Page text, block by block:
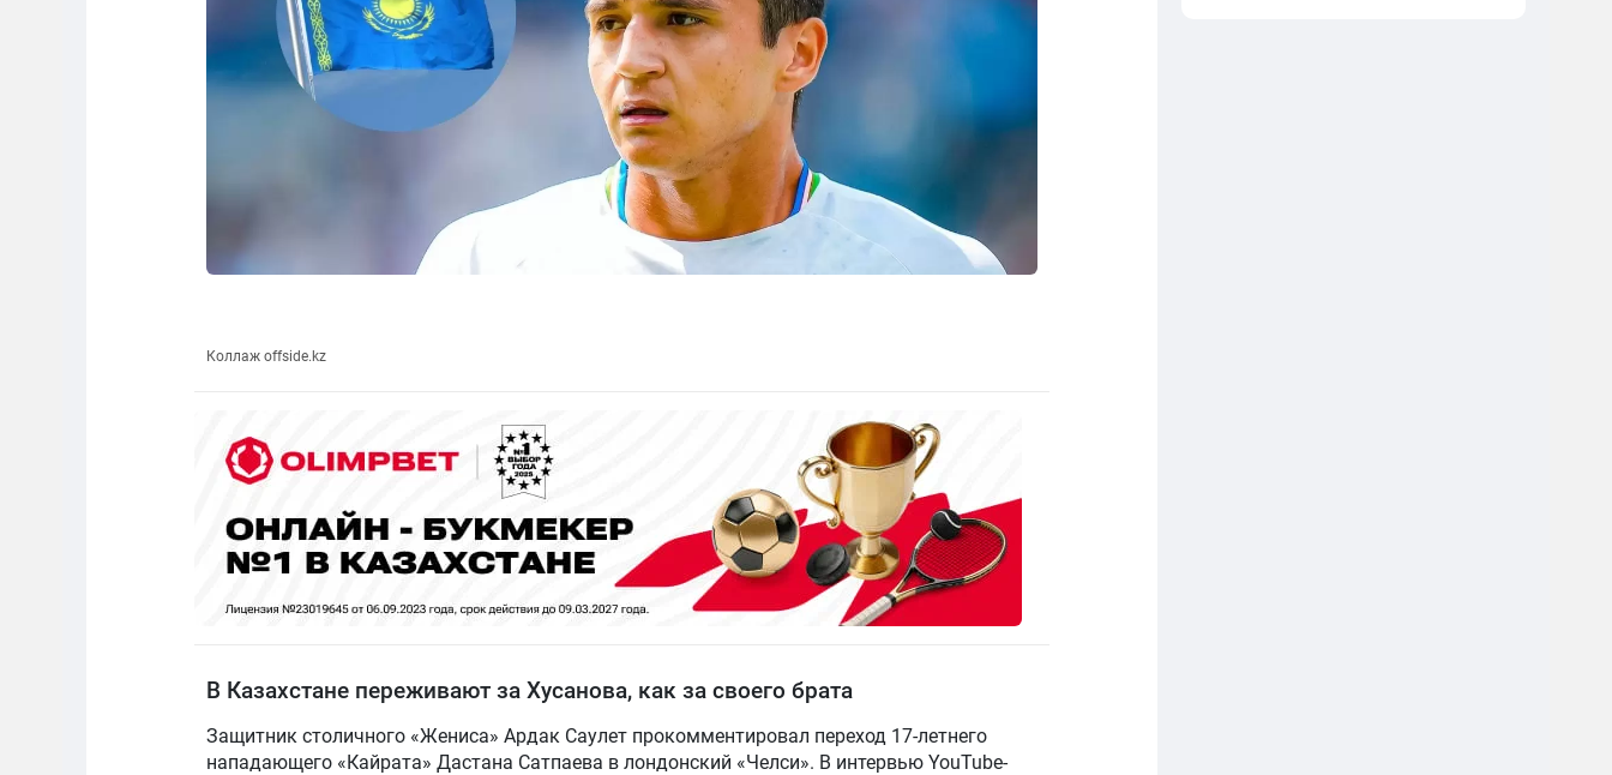
Коллаж offside.kz
В Казахстане переживают за Хусанова, как за своего брата
Защитник столичного «Жениса» Ардак Саулет прокомментировал переход 17-летнего
нападающего «Кайрата» Дастана Сатпаева в лондонский «Челси». В интервью YouTube-